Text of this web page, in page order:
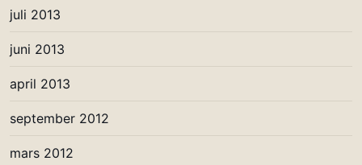
juli 2013
juni 2013
april 2013
september 2012
mars 2012